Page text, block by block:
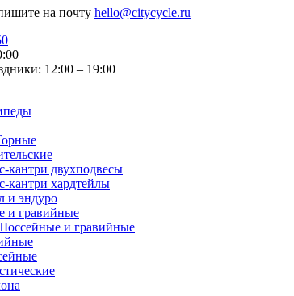
на почту hello@citycycle.ru
12:00 – 19:00
кантри двухподвесы
кантри хардтейлы
и эндуро
и гравийные
и гравийные